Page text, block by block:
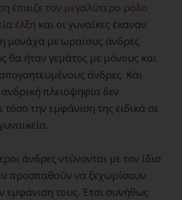
έπαιζε τον μεγαλύτερο ρόλο
έλξη και οι γυναίκες έκαναν
μονάχα με ωραίους άνδρες
θα ήταν γεμάτος με μόνους και
άνδρες. Και
ανδρική πλειοψηφία δεν
τόσο την εμφάνιση της ειδικά σε
άνδρες ντύνονται με τον ίδιο
προσπαθούν να ξεχωρίσουν
εμφάνιση τους. Έτσι συνήθως